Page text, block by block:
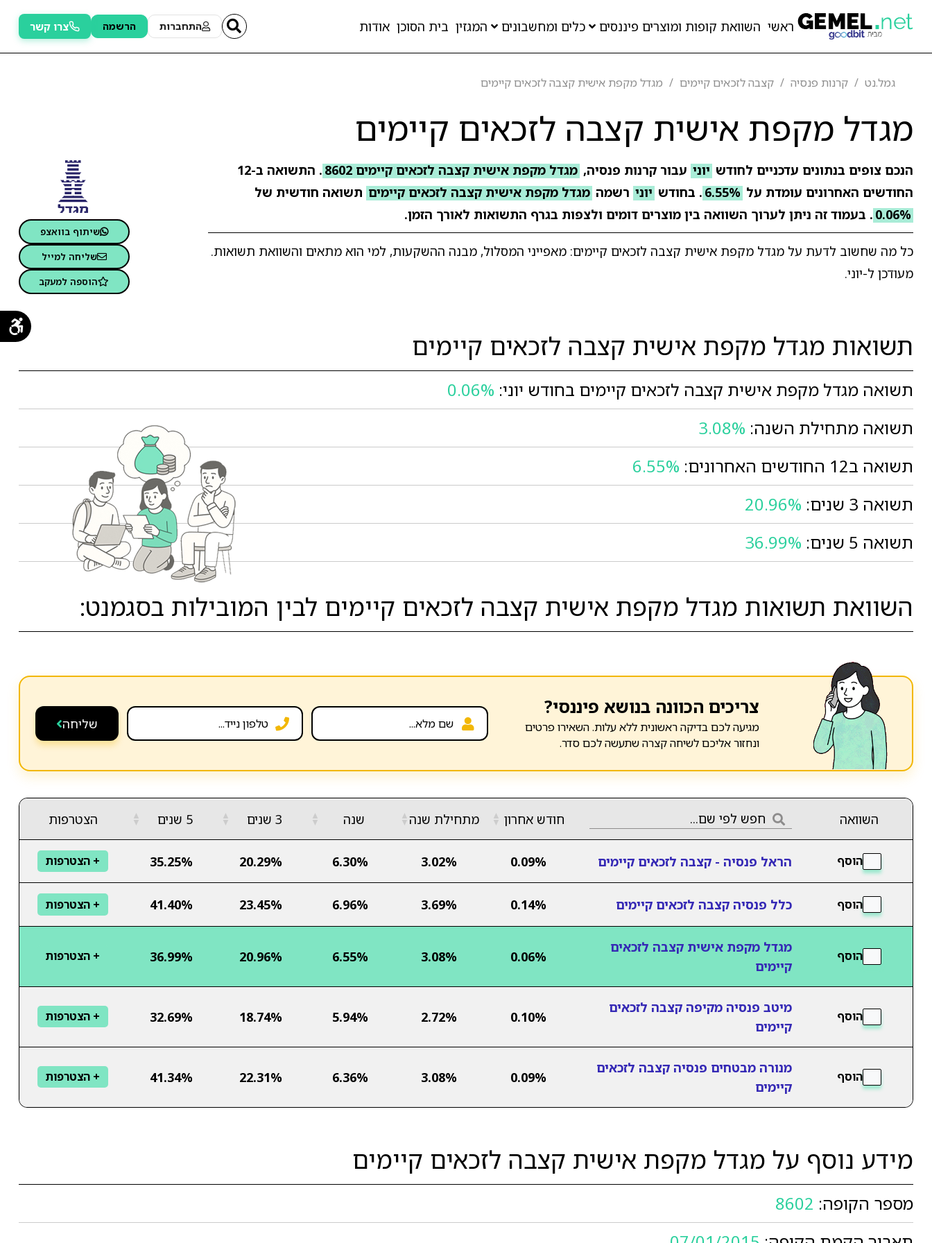
ראשי השוואת קופות ומוצרים פיננסים כלים ומחשבונים המגזין בית הסוכן אודות התחברות הרשמה צרו קשר
גמל.נט קרנות פנסיה קצבה לזכאים קיימים מגדל מקפת אישית קצבה לזכאים קיימים
מגדל מקפת אישית קצבה לזכאים קיימים
הנכם צופים בנתונים עדכניים לחודש יוני עבור קרנות פנסיה, מגדל מקפת אישית קצבה לזכאים קיימים 8602
. התשואה ב-12
החודשים האחרונים עומדת על 6.55% . בחודש יוני רשמה מגדל מקפת אישית קצבה לזכאים קיימים תשואה חודשית של
0.06% . בעמוד זה ניתן לערוך השוואה בין מוצרים דומים ולצפות בגרף התשואות לאורך הזמן.
כל מה שחשוב לדעת על מגדל מקפת אישית קצבה לזכאים קיימים: מאפייני המסלול, מבנה ההשקעות, למי הוא מתאים והשוואת תשואות.
מעודכן ל-יוני.
שיתוף בוואצפ
שליחה למייל
הוספה למעקב
תשואות מגדל מקפת אישית קצבה לזכאים קיימים
תשואה מגדל מקפת אישית קצבה לזכאים קיימים בחודש יוני: 0.06%
תשואה מתחילת השנה: 3.08%
תשואה ב12 החודשים האחרונים:
6.55%
תשואה 3 שנים:
20.96%
תשואה 5 שנים:
36.99%
השוואת תשואות מגדל מקפת אישית קצבה לזכאים קיימים לבין המובילות בסגמנט:
צריכים הכוונה בנושא פיננסי?
מגיעה לכם בדיקה ראשונית ללא עלות. השאירו פרטים
ונחזור אליכם לשיחה קצרה שתעשה לכם סדר.
שליחה
השוואה חודש אחרון ▲
▼ מתחילת שנה▲
▼ שנה ▲
▼ 3 שנים ▲
▼ 5 שנים ▲
▼ הצטרפות
הוסף הראל פנסיה - קצבה לזכאים קיימים 0.09%
3.02%
6.30%
20.29%
35.25% + הצטרפות
הוסף כלל פנסיה קצבה לזכאים קיימים 0.14%
3.69%
6.96%
23.45%
41.40% + הצטרפות
הוסף
מגדל מקפת אישית קצבה לזכאים
קיימים
0.06%
3.08%
6.55%
20.96%
36.99% + הצטרפות
הוסף
מיטב פנסיה מקיפה קצבה לזכאים
קיימים
0.10%
2.72%
5.94%
18.74%
32.69% + הצטרפות
הוסף
מנורה מבטחים פנסיה קצבה לזכאים
קיימים
0.09%
3.08%
6.36%
22.31%
41.34% + הצטרפות
מידע נוסף על מגדל מקפת אישית קצבה לזכאים קיימים
מספר הקופה: 8602